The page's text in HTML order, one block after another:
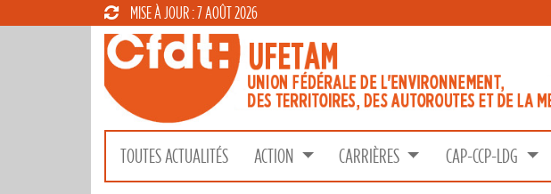
MISE À JOUR : 7 AOÛT 2026
TOUTES ACTUALITÉS ACTION CARRIÈRES CAP-CCP-LDG